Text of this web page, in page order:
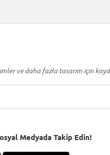
ve daha fazla tasarım için
Medyada Takip Edin!